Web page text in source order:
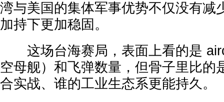
湾与美国的集体军事优势不仅没有减
加持下更加稳固。
这场台海赛局，表面上看的是
空母舰）和飞弹数量，但骨子里比的
合实战、谁的工业生态系更能持久。